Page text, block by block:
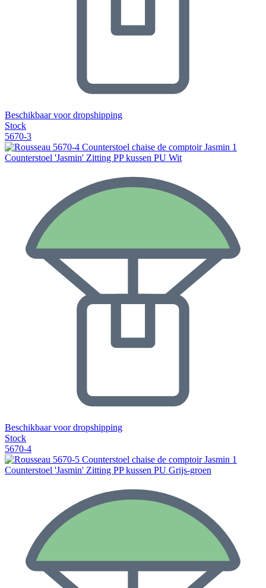
Beschikbaar voor dropshipping
Stock
5670-3
Counterstoel 'Jasmin' Zitting PP kussen PU Wit
Beschikbaar voor dropshipping
Stock
5670-4
Counterstoel 'Jasmin' Zitting PP kussen PU Grijs-groen